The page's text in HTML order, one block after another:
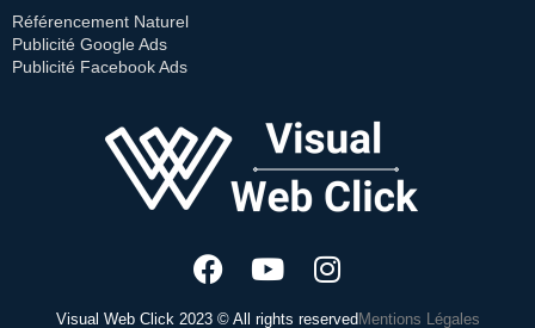
Référencement Naturel
Publicité Google Ads
Publicité Facebook Ads
Visual Web Click 2023 © All rights reserved Mentions Légales